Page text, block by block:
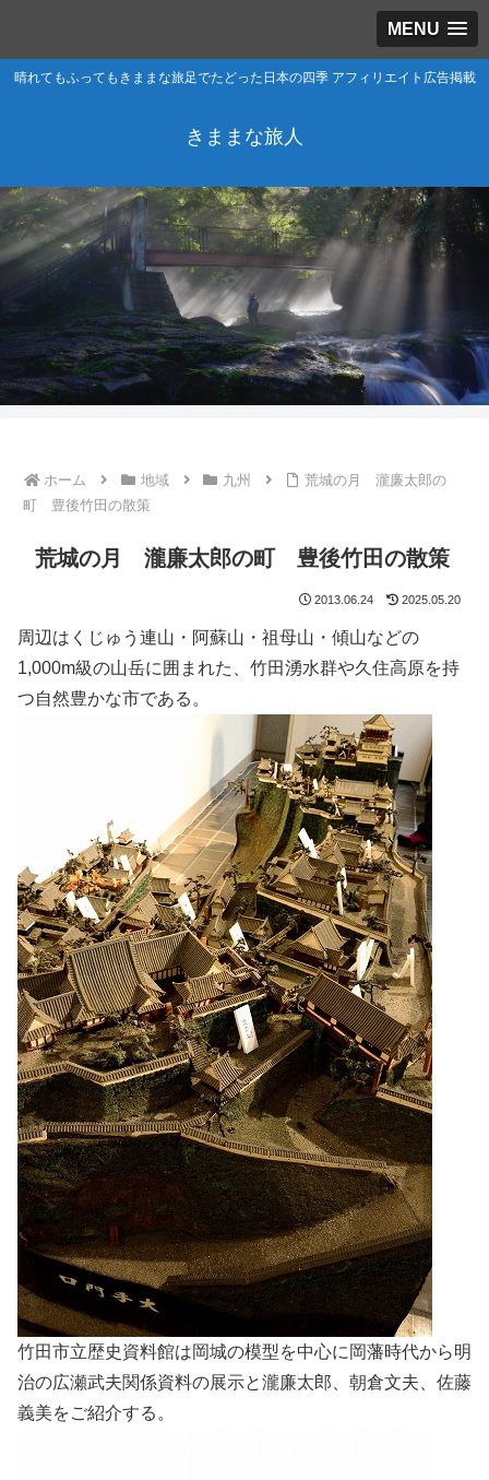
MENU
晴れてもふってもきままな旅足でたどった日本の四季 アフィリエイト広告掲載
きままな旅人
ホーム 地域 九州
荒城の月 瀧廉太郎の
町 豊後竹田の散策
荒城の月 瀧廉太郎の町 豊後竹田の散策
2013.06.24 2025.05.20
周辺はくじゅう連山・阿蘇山・祖母山・傾山などの
1,000m級の山岳に囲まれた、竹田湧水群や久住高原を持
つ自然豊かな市である。
竹田市立歴史資料館は岡城の模型を中心に岡藩時代から明
治の広瀬武夫関係資料の展示と瀧廉太郎、朝倉文夫、佐藤
義美をご紹介する。